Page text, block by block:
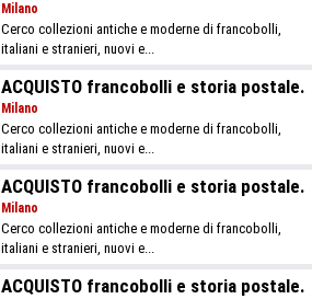
Milano
Cerco collezioni antiche e moderne di francobolli,
italiani e stranieri, nuovi e...
ACQUISTO francobolli e storia postale.
Milano
Cerco collezioni antiche e moderne di francobolli,
italiani e stranieri, nuovi e...
ACQUISTO francobolli e storia postale.
Milano
Cerco collezioni antiche e moderne di francobolli,
italiani e stranieri, nuovi e...
ACQUISTO francobolli e storia postale.